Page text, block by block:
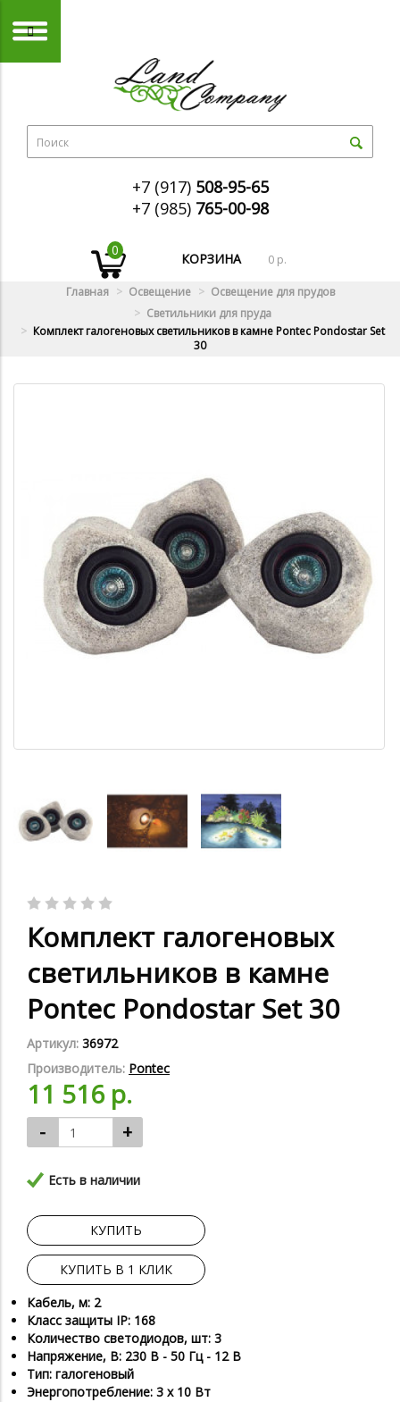
+7 (917) 508-95-65
+7 (985) 765-00-98
0
КОРЗИНА 0 р.
Главная Освещение
Освещение для прудов
Светильники для пруда
Комплект галогеновых светильников в камне Pontec Pondostar Set
30
Комплект галогеновых
светильников в камне
Pontec Pondostar Set 30
Артикул: 36972
Производитель: Pontec
11 516 р.
- +
Есть в наличии
КУПИТЬ
КУПИТЬ В 1 КЛИК
Кабель, м: 2
Класс защиты IP: 168
Количество светодиодов, шт: 3
Напряжение, В: 230 В - 50 Гц - 12 В
Тип: галогеновый
Энергопотребление: 3 х 10 Вт